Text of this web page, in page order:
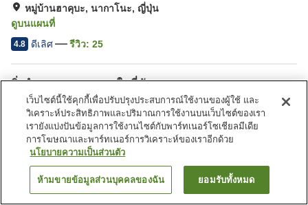
หมู่บ้านฮาคุบะ, นากาโนะ, ญี่ปุ่น
ดูบนแผนที่
4.8 ดีเลิศ รีวิว: 25
สิ่งอำนวยความสะดวกในที่พัก
Wi-Fi
ปลอดบุหรี่
ตู้จำหน่ายอัตโนมัติ
ห้องตากอุปกรณ์สกี
หน้าแรก ญี่ปุ่น นากาโนะ
Ryokan & Cat Cafe Minamiya
ค้นหาห้องพัก
เว็บไซต์นี้ใช้คุกกี้เพื่อปรับปรุงประสบการณ์ใช้งานของผู้ใช้ และ
วิเคราะห์ประสิทธิภาพและปริมาณการใช้งานบนเว็บไซต์ของเรา
เรายังแบ่งปันข้อมูลการใช้งานไซต์กับพาร์ทเนอร์โซเชียลมีเดีย
การโฆษณาและพาร์ทเนอร์การวิเคราะห์ของเราอีกด้วย
นโยบายความเป็นส่วนตัว
ห้ามขายข้อมูลส่วนบุคคลของฉัน ยอมรับทั้งหมด